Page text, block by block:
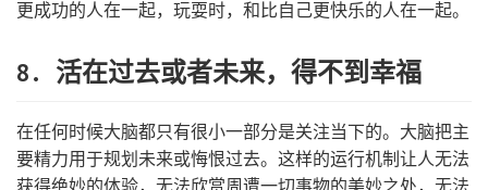
更成功的人在一起，玩耍时，和比自己更快乐的人在一起。
8. 活在过去或者未来，得不到幸福
在任何时候大脑都只有很小一部分是关注当下的。大脑把主
要精力用于规划未来或悔恨过去。这样的运行机制让人无法
获得绝妙的体验，无法欣赏周遭一切事物的美妙之处，无法